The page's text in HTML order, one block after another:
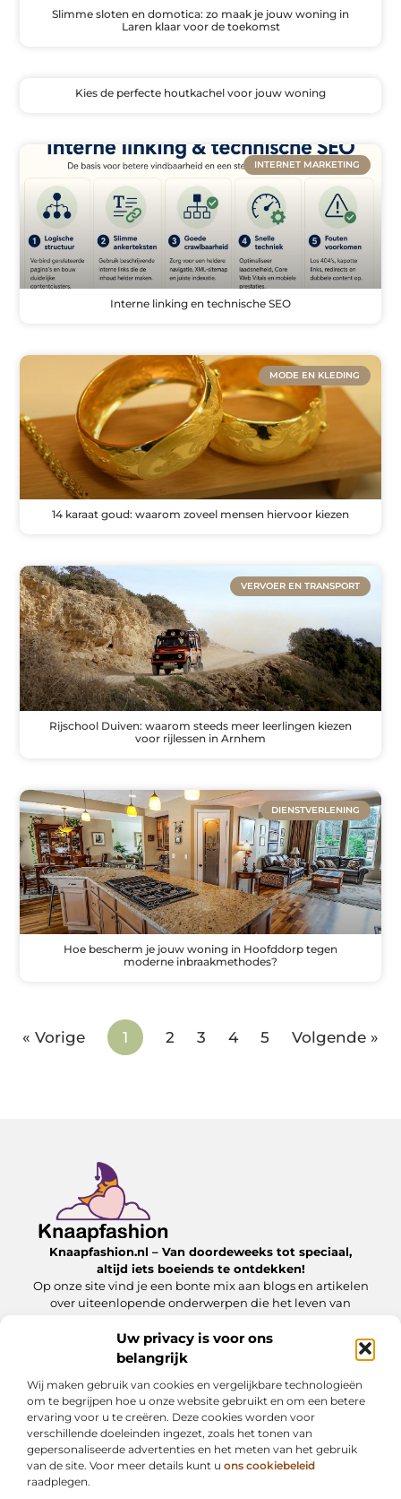
Uw privacy is voor ons
belangrijk
Wij maken gebruik van cookies en vergelijkbare technologieën
om te begrijpen hoe u onze website gebruikt en om een betere
ervaring voor u te creëren. Deze cookies worden voor
verschillende doeleinden ingezet, zoals het tonen van
gepersonaliseerde advertenties en het meten van het gebruik
van de site. Voor meer details kunt u ons cookiebeleid
raadplegen.
Slimme sloten en domotica: zo maak je jouw woning in
Laren klaar voor de toekomst
Kies de perfecte houtkachel voor jouw woning
INTERNET MARKETING
Interne linking en technische SEO
MODE EN KLEDING
14 karaat goud: waarom zoveel mensen hiervoor kiezen
VERVOER EN TRANSPORT
Rijschool Duiven: waarom steeds meer leerlingen kiezen
voor rijlessen in Arnhem
DIENSTVERLENING
Hoe bescherm je jouw woning in Hoofddorp tegen
moderne inbraakmethodes?
« Vorige 1 2 3 4 5 Volgende »
Knaapfashion.nl – Van doordeweeks tot speciaal,
altijd iets boeiends te ontdekken!
Op onze site vind je een bonte mix aan blogs en artikelen
over uiteenlopende onderwerpen die het leven van
Onze informatie
Bericht categorie